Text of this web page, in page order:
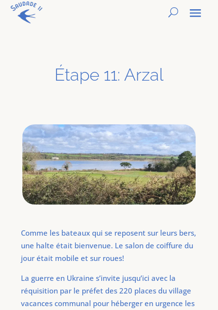
Étape 11: Arzal
Comme les bateaux qui se reposent sur leurs bers,
une halte était bienvenue. Le salon de coiffure du
jour était mobile et sur roues!
La guerre en Ukraine s’invite jusqu’ici avec la
réquisition par le préfet des 220 places du village
vacances communal pour héberger en urgence les